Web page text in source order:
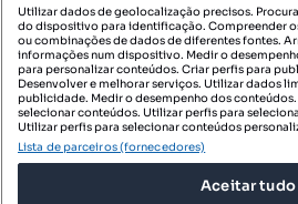
SIGA-NOS:
DESCARREGAR
Utilizar dados de geolocalização precisos.
do dispositivo para identificação. Compreender
ou combinações de dados de diferentes fontes.
informações num dispositivo. Medir o
para personalizar conteúdos. Criar perfis para
Desenvolver e melhorar serviços. Utilizar dados
publicidade. Medir o desempenho dos
selecionar conteúdos. Utilizar perfis para
Utilizar perfis para selecionar conteúdos
Lista de parceiros (fornecedores)
Aceitar tudo